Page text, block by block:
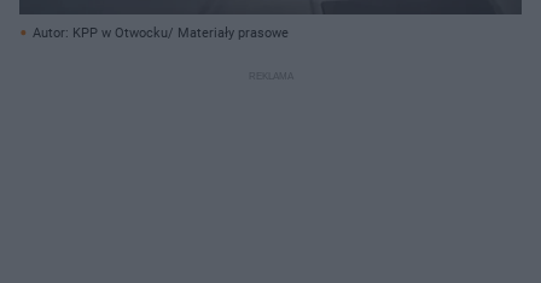
Autor: KPP w Otwocku/ Materiały prasowe